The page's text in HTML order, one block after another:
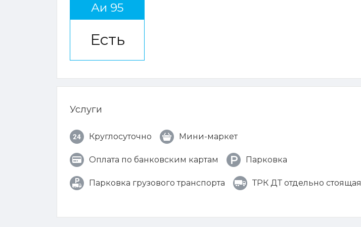
Аи 95
Есть
Услуги
Круглосуточно Мини-маркет
Оплата по банковским картам Парковка
Парковка грузового транспорта ТРК ДТ отдельно стоящая